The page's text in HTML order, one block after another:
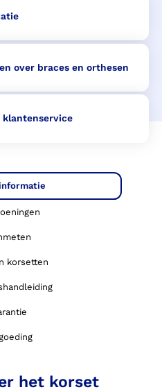
over braces en orthesen
klantenservice
korsetten
het korset